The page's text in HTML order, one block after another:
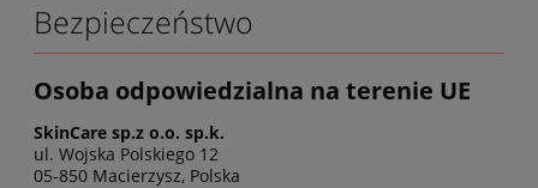
Bezpieczeństwo
Osoba odpowiedzialna na terenie UE
SkinCare sp.z o.o. sp.k.
ul. Wojska Polskiego 12
05-850 Macierzysz, Polska